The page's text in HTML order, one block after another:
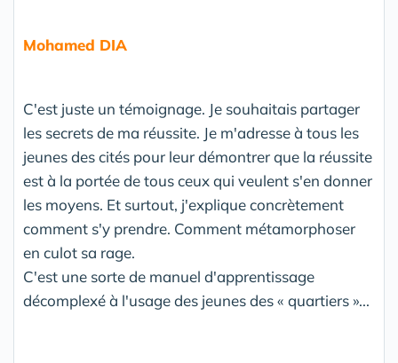
Mohamed DIA
C'est juste un témoignage. Je souhaitais partager
les secrets de ma réussite. Je m'adresse à tous les
jeunes des cités pour leur démontrer que la réussite
est à la portée de tous ceux qui veulent s'en donner
les moyens. Et surtout, j'explique concrètement
comment s'y prendre. Comment métamorphoser
en culot sa rage.
C'est une sorte de manuel d'apprentissage
décomplexé à l'usage des jeunes des « quartiers »...